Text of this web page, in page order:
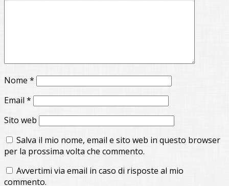
Nome *
Email *
Sito web
Salva il mio nome, email e sito web in questo browser
per la prossima volta che commento.
Avvertimi via email in caso di risposte al mio
commento.